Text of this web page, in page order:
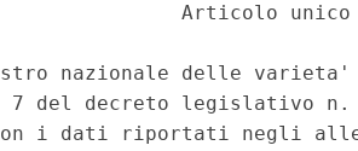
Articolo
nazionale delle
del decreto legislativo n.
i dati riportati negli